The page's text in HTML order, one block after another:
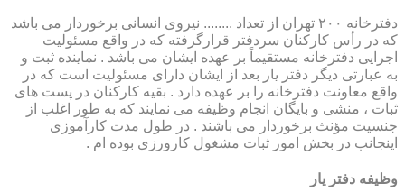
دفترخانه ۲۰۰ تهران از تعداد ........ نیروی انسانی برخوردار می باشد
که در رأس کارکنان سردفتر قرارگرفته که در واقع مسئولیت
اجرایی دفترخانه مستقیماً بر عهده ایشان می باشد . نماینده ثبت و
به عبارتی دیگر دفتر یار بعد از ایشان دارای مسئولیت است که در
واقع معاونت دفترخانه را بر عهده دارد . بقیه کارکنان در پست های
ثبات ، منشی و بایگان انجام وظیفه می نمایند که به طور اغلب از
جنسیت مؤنث برخوردار می باشند . در طول مدت کارآموزی
اینجانب در بخش امور ثبات مشغول کارورزی بوده ام .
وظیفه دفتر یار